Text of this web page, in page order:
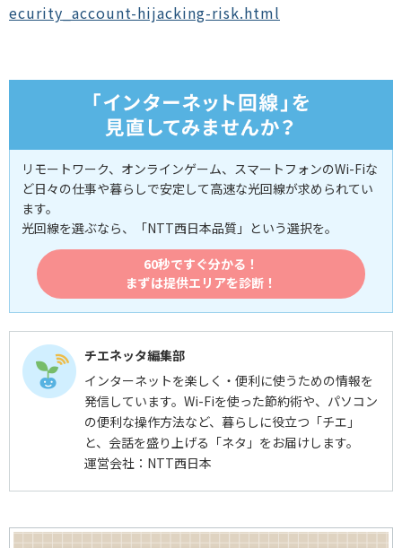
ecurity_account-hijacking-risk.html
リモートワーク、オンラインゲーム、スマートフォンのWi-Fiな
ど日々の仕事や暮らしで安定して高速な光回線が求められてい
ます。
光回線を選ぶなら、「NTT西日本品質」という選択を。
60秒ですぐ分かる！
まずは提供エリアを診断！
チエネッタ編集部
インターネットを楽しく・便利に使うための情報を
発信しています。Wi-Fiを使った節約術や、パソコン
の便利な操作方法など、暮らしに役立つ「チエ」
と、会話を盛り上げる「ネタ」をお届けします。
運営会社：NTT西日本